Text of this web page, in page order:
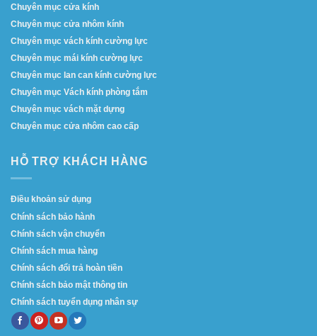
Chuyên mục cửa kính
Chuyên mục cửa nhôm kính
Chuyên mục vách kính cường lực
Chuyên mục mái kính cường lực
Chuyên mục lan can kính cường lực
Chuyên mục Vách kính phòng tắm
Chuyên mục vách mặt dựng
Chuyên mục cửa nhôm cao cấp
HỖ TRỢ KHÁCH HÀNG
Điều khoản sử dụng
Chính sách bảo hành
Chính sách vận chuyển
Chính sách mua hàng
Chính sách đổi trả hoàn tiền
Chính sách bảo mật thông tin
Chính sách tuyển dụng nhân sự